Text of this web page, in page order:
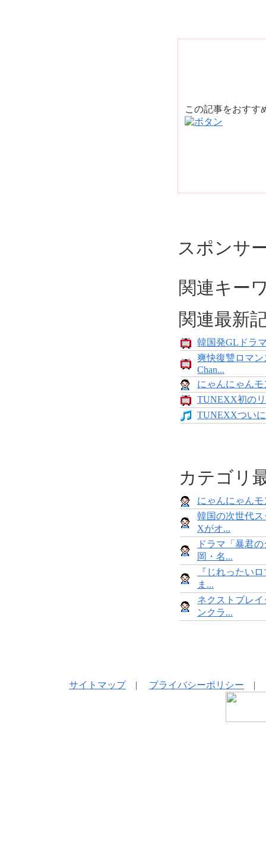
この記事をおす
スポンサ
関連キー
関連最新
韓国発GLドラ
爽快復讐ロマ
Chan...
にゃんにゃん
TUNEXX初の
TUNEXXつい
カテゴリ
にゃんにゃん
韓国の次世代
Xがオ...
ドラマ「暴君
岡・名...
『じれったい
ま...
ネクストブレ
ンクラ...
サイトマップ| プライバシーポリシー